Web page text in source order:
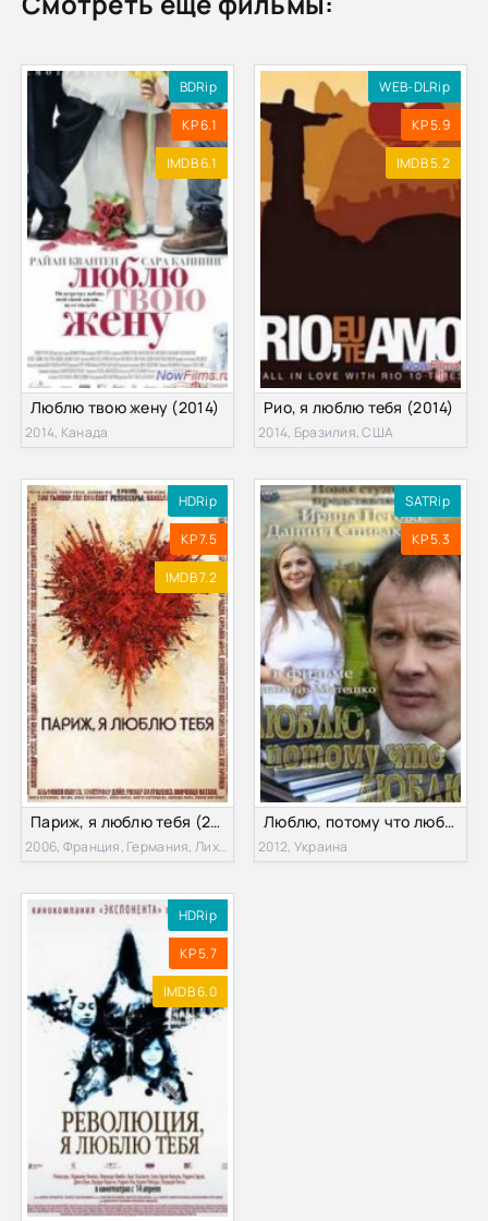
BDRip
KP 6.1
IMDB 6.1
Люблю твою жену (2014)
2014, Канада
WEB-DLRip
KP 5.9
IMDB 5.2
Рио, я люблю тебя (2014)
2014, Бразилия, США
HDRip
KP 7.5
IMDB 7.2
Париж, я люблю тебя (2006)
2006, Франция, Германия, Лихтенштейн
SATRip
KP 5.3
Люблю, потому что люблю (2012)
2012, Украина
HDRip
KP 5.7
IMDB 6.0